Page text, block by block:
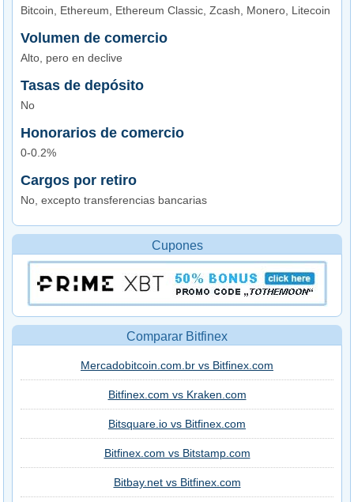
Bitcoin, Ethereum, Ethereum Classic, Zcash, Monero, Litecoin
Volumen de comercio
Alto, pero en declive
Tasas de depósito
No
Honorarios de comercio
0-0.2%
Cargos por retiro
No, excepto transferencias bancarias
Cupones
Comparar Bitfinex
Mercadobitcoin.com.br vs Bitfinex.com
Bitfinex.com vs Kraken.com
Bitsquare.io vs Bitfinex.com
Bitfinex.com vs Bitstamp.com
Bitbay.net vs Bitfinex.com